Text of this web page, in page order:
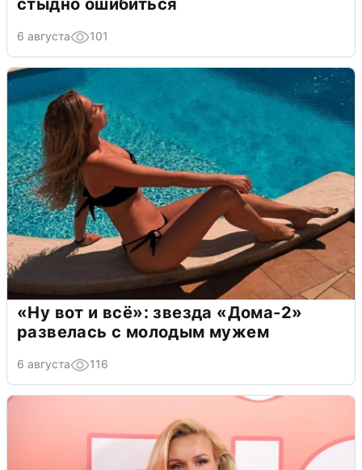
6 августа 101
«Ну вот и всё»: звезда «Дома-2»
развелась с молодым мужем
6 августа 116